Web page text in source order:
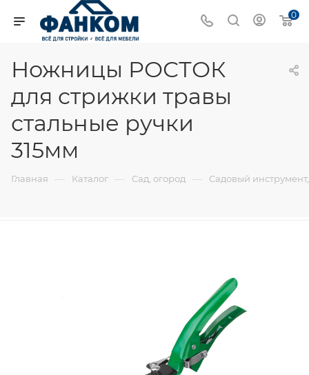
0
Ножницы РОСТОК
для стрижки травы
стальные ручки
315мм
Главная — Каталог — Сад, огород — Садовый